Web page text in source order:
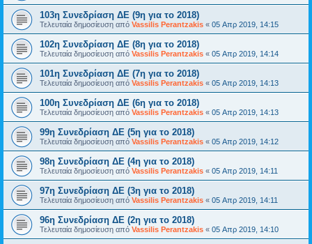
103η Συνεδρίαση ΔΕ (9η για το 2018)
Τελευταία δημοσίευση από Vassilis Perantzakis « 05 Απρ 2019, 14:15
102η Συνεδρίαση ΔΕ (8η για το 2018)
Τελευταία δημοσίευση από Vassilis Perantzakis « 05 Απρ 2019, 14:14
101η Συνεδρίαση ΔΕ (7η για το 2018)
Τελευταία δημοσίευση από Vassilis Perantzakis « 05 Απρ 2019, 14:13
100η Συνεδρίαση ΔΕ (6η για το 2018)
Τελευταία δημοσίευση από Vassilis Perantzakis « 05 Απρ 2019, 14:13
99η Συνεδρίαση ΔΕ (5η για το 2018)
Τελευταία δημοσίευση από Vassilis Perantzakis « 05 Απρ 2019, 14:12
98η Συνεδρίαση ΔΕ (4η για το 2018)
Τελευταία δημοσίευση από Vassilis Perantzakis « 05 Απρ 2019, 14:11
97η Συνεδρίαση ΔΕ (3η για το 2018)
Τελευταία δημοσίευση από Vassilis Perantzakis « 05 Απρ 2019, 14:11
96η Συνεδρίαση ΔΕ (2η για το 2018)
Τελευταία δημοσίευση από Vassilis Perantzakis « 05 Απρ 2019, 14:10